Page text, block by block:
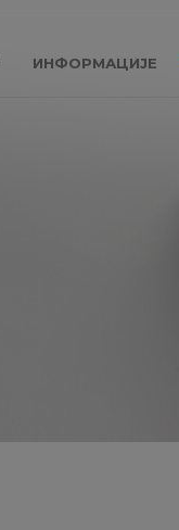
ИНФОРМАЦИЈЕ